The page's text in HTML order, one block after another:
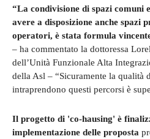
“La condivisione di spazi comuni
avere a disposizione anche spazi
operatori, è stata formula
– ha commentato la dottoressa
dell’Unità Funzionale Alta
della Asl – “Sicuramente la qualità
intraprendono questi percorsi è
Il progetto di 'co-hausing' è
implementazione delle proposta